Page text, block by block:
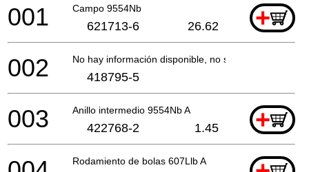
Campo 9554Nb +
001 621713-6 26.62
No hay información disponible, no se puede pedir
002 418795-5
Anillo intermedio 9554Nb A +
003 422768-2 1.45
Rodamiento de bolas 607Llb A